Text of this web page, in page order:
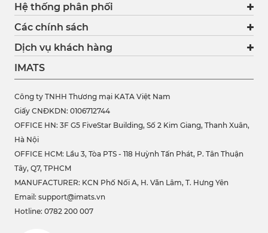
Hệ thống phân phối
Các chính sách
Dịch vụ khách hàng
IMATS
Công ty TNHH Thương mại KATA Việt Nam
Giấy CNĐKDN: 0106712744
OFFICE HN: 3F G5 FiveStar Building, Số 2 Kim Giang, Thanh Xuân,
Hà Nội
OFFICE HCM: Lầu 3, Tòa PTS - 118 Huỳnh Tấn Phát, P. Tân Thuận
Tây, Q7, TPHCM
MANUFACTURER: KCN Phố Nối A, H. Văn Lâm, T. Hưng Yên
Email: support@imats.vn
Hotline: 0782 200 007